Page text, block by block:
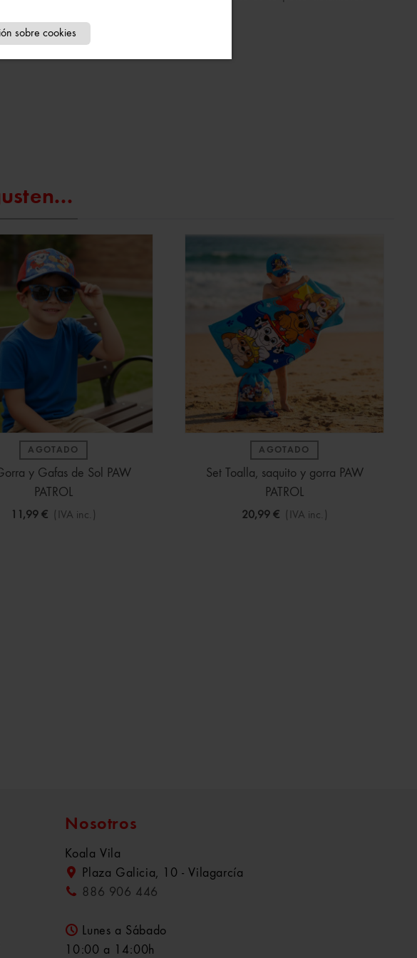
sobre cookies
AGOTADO
y Gafas de Sol PAW
PATROL
11,99 € (IVA inc.)
AGOTADO
Set Toalla, saquito y gorra PAW
PATROL
20,99 € (IVA inc.)
Nosotros
Koala Vila
Plaza Galicia, 10 - Vilagarcía
886 906 446
Lunes a Sábado
10:00 a 14:00h